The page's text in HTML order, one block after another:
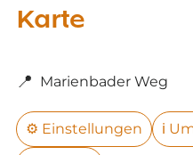
Karte
📍 Marienbader Weg
⚙️ Einstellungen ℹ️